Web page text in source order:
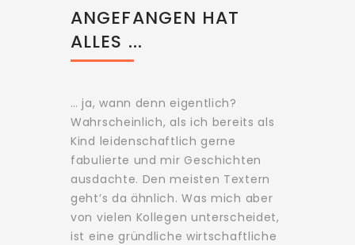
ANGEFANGEN HAT
ALLES ...
… ja, wann denn eigentlich?
Wahrscheinlich, als ich bereits als
Kind leidenschaftlich gerne
fabulierte und mir Geschichten
ausdachte. Den meisten Textern
geht’s da ähnlich. Was mich aber
von vielen Kollegen unterscheidet,
ist eine gründliche wirtschaftliche